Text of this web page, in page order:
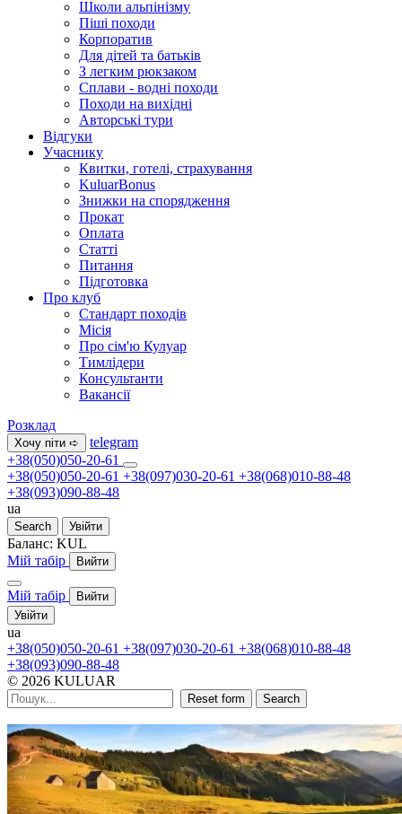
Школи альпінізму
Піші походи
Корпоратив
Для дітей та батьків
З легким рюкзаком
Сплави - водні походи
Походи на вихідні
Авторські тури
Відгуки
Учаснику
Квитки, готелі, страхування
KuluarBonus
Знижки на спорядження
Прокат
Оплата
Статті
Питання
Підготовка
Про клуб
Стандарт походів
Місія
Про сім'ю Кулуар
Тимлідери
Консультанти
Вакансії
Розклад
Хочу піти ➪
telegram
+38(050)050-20-61
+38(050)050-20-61 +38(097)030-20-61 +38(068)010-88-48
+38(093)090-88-48
ua
Search Увійти
Баланс: KUL
Мій табір
Вийти
Мій табір
Вийти
Увійти
ua
+38(050)050-20-61 +38(097)030-20-61 +38(068)010-88-48
+38(093)090-88-48
© 2026 KULUAR
Reset form Search